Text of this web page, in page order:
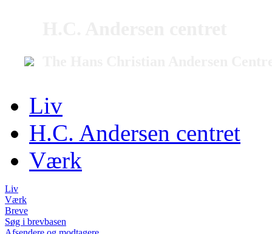
Liv
H.C. Andersen centret
Værk
Liv
Værk
Breve
Søg i brevbasen